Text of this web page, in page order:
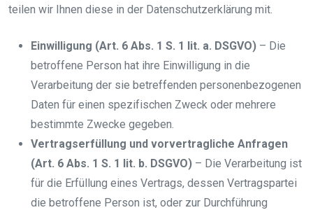
teilen wir Ihnen diese in der Datenschutzerklärung mit.
Einwilligung (Art. 6 Abs. 1 S. 1 lit. a. DSGVO) – Die
betroffene Person hat ihre Einwilligung in die
Verarbeitung der sie betreffenden personenbezogenen
Daten für einen spezifischen Zweck oder mehrere
bestimmte Zwecke gegeben.
Vertragserfüllung und vorvertragliche Anfragen
(Art. 6 Abs. 1 S. 1 lit. b. DSGVO) – Die Verarbeitung ist
für die Erfüllung eines Vertrags, dessen Vertragspartei
die betroffene Person ist, oder zur Durchführung